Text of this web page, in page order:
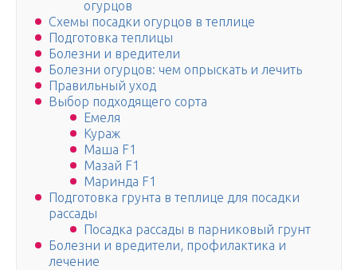
огурцов
Схемы посадки огурцов в теплице
Подготовка теплицы
Болезни и вредители
Болезни огурцов: чем опрыскать и лечить
Правильный уход
Выбор подходящего сорта
Емеля
Кураж
Маша F1
Мазай F1
Маринда F1
Подготовка грунта в теплице для посадки
рассады
Посадка рассады в парниковый грунт
Болезни и вредители, профилактика и
лечение